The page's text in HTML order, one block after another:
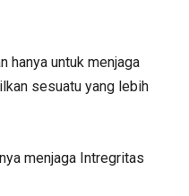
hanya untuk menjaga
sesuatu yang lebih
menjaga Intregritas